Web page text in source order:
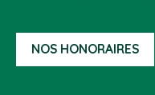
NOS HONORAIRES